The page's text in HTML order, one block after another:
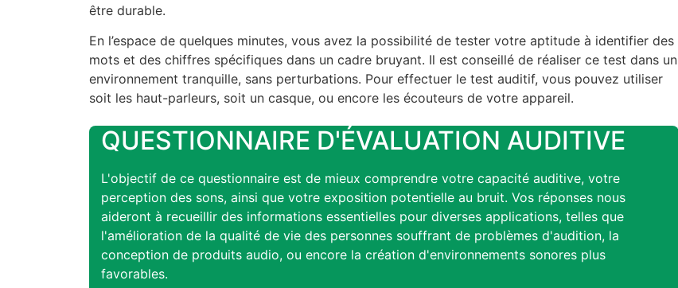
être durable.
En l’espace de quelques minutes, vous avez la possibilité de tester votre aptitude à identifier des
mots et des chiffres spécifiques dans un cadre bruyant. Il est conseillé de réaliser ce test dans un
environnement tranquille, sans perturbations. Pour effectuer le test auditif, vous pouvez utiliser
soit les haut-parleurs, soit un casque, ou encore les écouteurs de votre appareil.
QUESTIONNAIRE D'ÉVALUATION AUDITIVE
L'objectif de ce questionnaire est de mieux comprendre votre capacité auditive, votre
perception des sons, ainsi que votre exposition potentielle au bruit. Vos réponses nous
aideront à recueillir des informations essentielles pour diverses applications, telles que
l'amélioration de la qualité de vie des personnes souffrant de problèmes d'audition, la
conception de produits audio, ou encore la création d'environnements sonores plus
favorables.